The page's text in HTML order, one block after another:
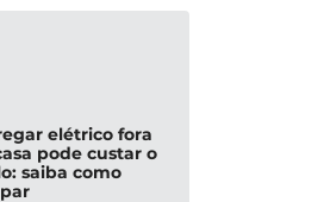
elétrico fora
pode custar o
saiba como